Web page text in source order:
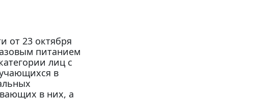
от 23 октября
питанием
лиц с
в
в них, а